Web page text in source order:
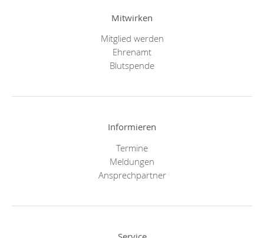
Mitwirken
Mitglied werden
Ehrenamt
Blutspende
Informieren
Termine
Meldungen
Ansprechpartner